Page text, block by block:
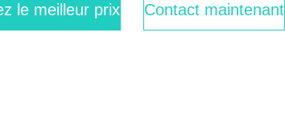
le meilleur prix Contact maintenant